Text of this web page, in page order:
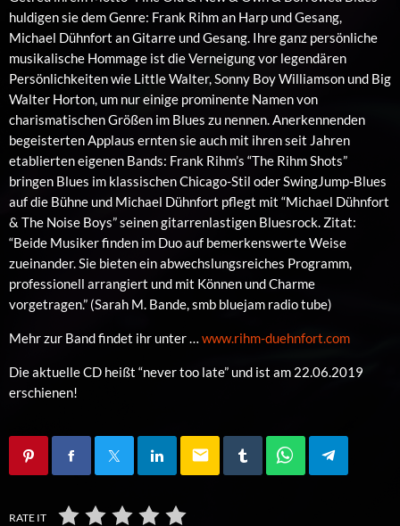
huldigen sie dem Genre: Frank Rihm an Harp und Gesang,
Michael Dühnfort an Gitarre und Gesang. Ihre ganz persönliche
musikalische Hommage ist die Verneigung vor legendären
Persönlichkeiten wie Little Walter, Sonny Boy Williamson und Big
Walter Horton, um nur einige prominente Namen von
charismatischen Größen im Blues zu nennen. Anerkennenden
begeisterten Applaus ernten sie auch mit ihren seit Jahren
etablierten eigenen Bands: Frank Rihm’s “The Rihm Shots”
bringen Blues im klassischen Chicago-Stil oder SwingJump-Blues
auf die Bühne und Michael Dühnfort pflegt mit “Michael Dühnfort
& The Noise Boys” seinen gitarrenlastigen Bluesrock. Zitat:
“Beide Musiker finden im Duo auf bemerkenswerte Weise
zueinander. Sie bieten ein abwechslungsreiches Programm,
professionell arrangiert und mit Können und Charme
vorgetragen.” (Sarah M. Bande, smb bluejam radio tube)
Mehr zur Band findet ihr unter … www.rihm-duehnfort.com
Die aktuelle CD heißt “never too late” und ist am 22.06.2019
erschienen!
email
RATE IT